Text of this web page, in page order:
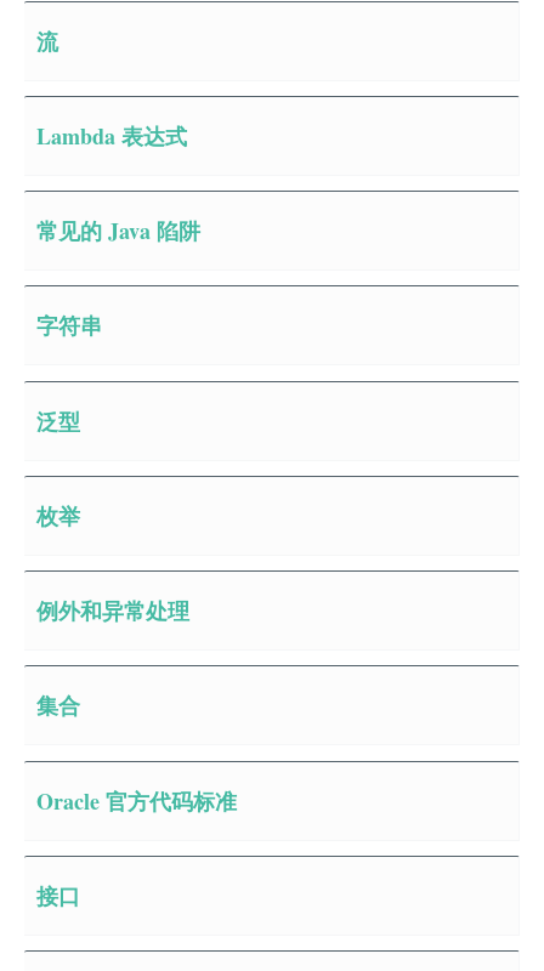
流
Lambda 表达式
常见的 Java 陷阱
字符串
泛型
枚举
例外和异常处理
集合
Oracle 官方代码标准
接口